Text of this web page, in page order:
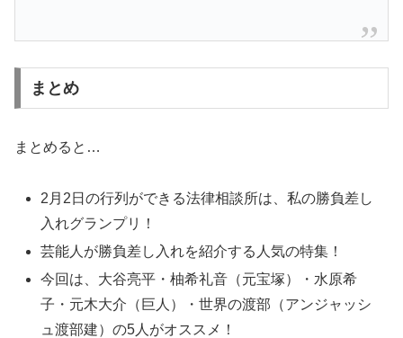
まとめ
まとめると…
2月2日の行列ができる法律相談所は、私の勝負差し
入れグランプリ！
芸能人が勝負差し入れを紹介する人気の特集！
今回は、大谷亮平・柚希礼音（元宝塚）・水原希
子・元木大介（巨人）・世界の渡部（アンジャッシ
ュ渡部建）の5人がオススメ！